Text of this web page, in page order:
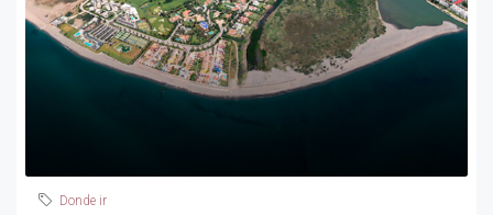
Donde ir